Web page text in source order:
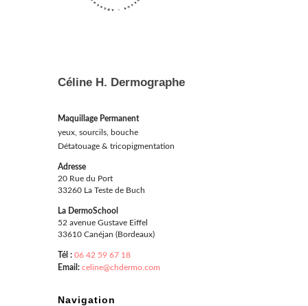
Céline H. Dermographe
Maquillage Permanent
yeux, sourcils, bouche
Détatouage & tricopigmentation
Adresse
20 Rue du Port
33260 La Teste de Buch
La DermoSchool
52 avenue Gustave Eiffel
33610 Canéjan (Bordeaux)
Tél : 06 42 59 67 18
Email: celine@chdermo.com
Navigation